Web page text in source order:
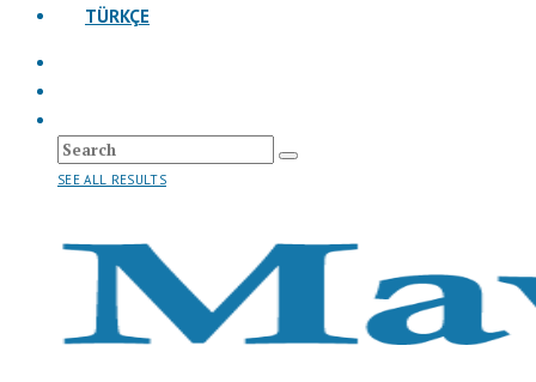
TÜRKÇE
SEE ALL RESULTS